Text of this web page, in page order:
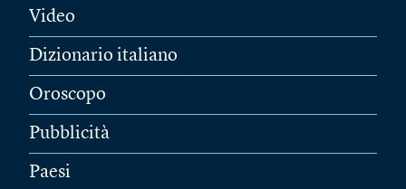
Video
Dizionario italiano
Oroscopo
Pubblicità
Paesi